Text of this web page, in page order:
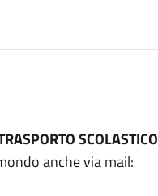
SCOLASTICO
anche via mail: